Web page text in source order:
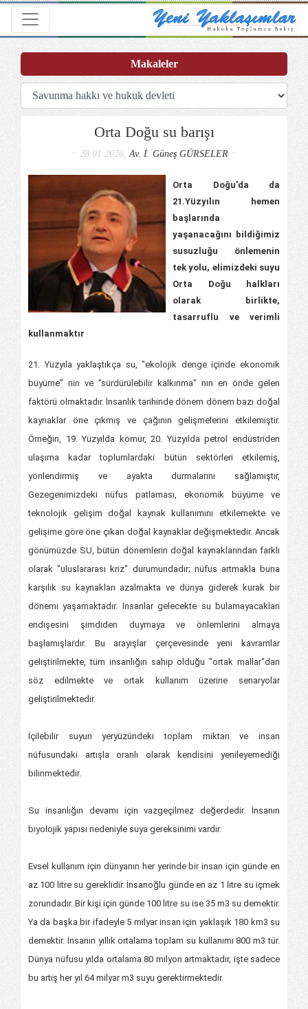
Toggle navigation
Orta Doğu su barışı
~ 28.01.2026,Av. İ. Güneş GÜRSELER ~
Orta Doğu'da da
21.Yüzyılın hemen
başlarında
yaşanacağını bildiğimiz
susuzluğu önlemenin
tek yolu, elimizdeki suyu
Orta Doğu halkları
olarak birlikte,
tasarruflu ve verimli
kullanmaktır
21. Yüzyıla yaklaştıkça su, "ekolojik denge içinde ekonomik
büyüme” nin ve "sürdürülebilir kalkınma" nın en önde gelen
faktörü olmaktadır. İnsanlık tarihinde dönem dönem bazı doğal
kaynaklar öne çıkmış ve çağının gelişmelerini etkilemiştir.
Örneğin, 19. Yüzyılda kömür, 20. Yüzyılda petrol endüstriden
ulaşıma kadar toplumlardaki bütün sektörleri etkilemiş,
yönlendirmiş ve ayakta durmalarını sağlamıştır,
Gezegenimizdeki nüfus patlaması, ekonomik büyüme ve
teknolojik gelişim doğal kaynak kullanımını etkilemekte ve
gelişime göre öne çıkan doğal kaynaklar değişmektedir. Ancak
gönümüzde SU, bütün dönemlerin doğal kaynaklarından farklı
olarak "uluslararası kriz" durumundadır; nüfus artmakla buna
karşılık su kaynakları azalmakta ve dünya giderek kurak bir
dönemi yaşamaktadır. İnsanlar gelecekte su bulamayacakları
endişesini şimdiden duymaya ve önlemlerini almaya
başlamışlardır. Bu arayışlar çerçevesinde yeni kavramlar
geliştirilmekte, tüm insanlığın sahip olduğu "ortak mallar"dan
söz edilmekte ve ortak kullanım üzerine senaryolar
geliştirilmektedir.
İçilebilir suyun yeryüzündeki toplam miktarı ve insan
nüfusundaki artışla oranlı olarak kendisini yenileyemediği
bilinmektedir.
Su insanlığın devamı için vazgeçilmez değerdedir. İnsanın
biyolojik yapısı nedeniyle suya gereksinimi vardır.
Evsel kullanım için dünyanın her yerinde bir insan için günde en
az 100 litre su gereklidir. İnsanoğlu günde en az 1 litre su içmek
zorundadır. Bir kişi için günde 100 litre su ise 35 m3 su demektir.
Ya da başka bir ifadeyle 5 milyar insan için yaklaşık 180 km3 su
demektir. İnsanın yıllık ortalama toplam su kullanımı 800 m3 tür.
Dünya nüfusu yılda ortalama 80 milyon artmaktadır, işte sadece
bu artış her yıl 64 milyar m3 suyu gerektirmektedir.
Makaleler